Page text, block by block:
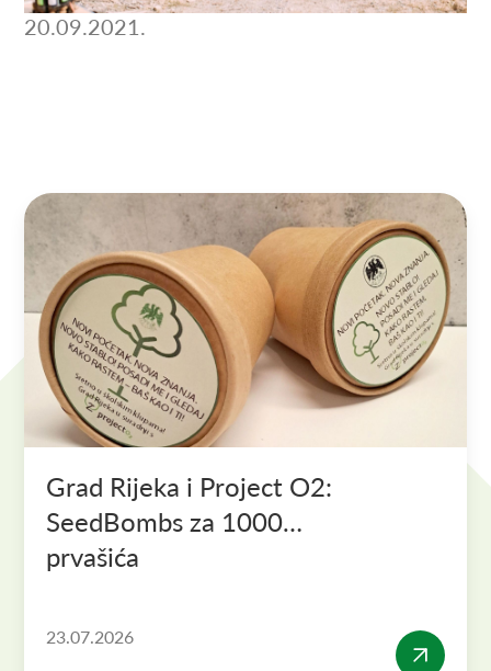
20.09.2021.
Grad Rijeka i Project O2:
SeedBombs za 1000
prvašića
23.07.2026